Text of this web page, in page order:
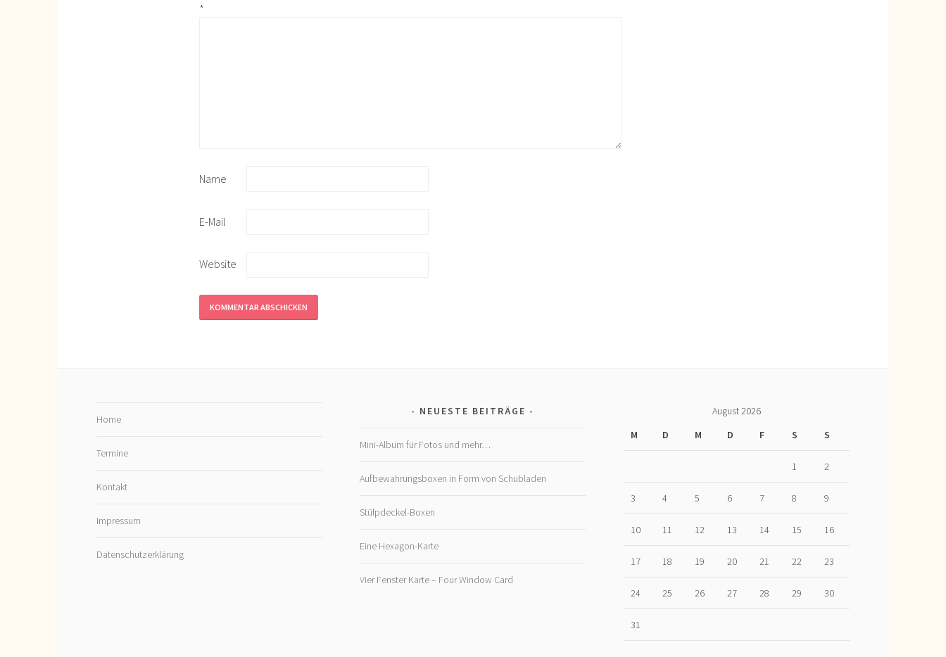
*
Name
E-Mail
Website
Home
Termine
Kontakt
Impressum
Datenschutzerklärung
NEUESTE BEITRÄGE
Mini-Album für Fotos und mehr…
Aufbewahrungsboxen in Form von Schubladen
Stülpdeckel-Boxen
Eine Hexagon-Karte
Vier Fenster Karte – Four Window Card
August 2026
M
D M D F S S
1 2
3 4 5 6 7 8 9
10 11 12 13 14 15 16
17 18 19 20 21 22 23
24 25 26 27 28 29 30
31